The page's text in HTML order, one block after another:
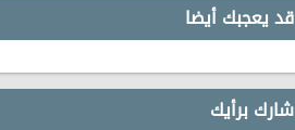
قد يعجبك أيضا
شارك برأيك